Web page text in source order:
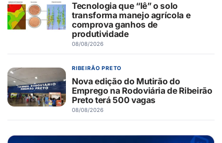
Tecnologia que “lê” o solo
transforma manejo agrícola e
comprova ganhos de
produtividade
08/08/2026
RIBEIRÃO PRETO
Nova edição do Mutirão do
Emprego na Rodoviária de Ribeirão
Preto terá 500 vagas
08/08/2026